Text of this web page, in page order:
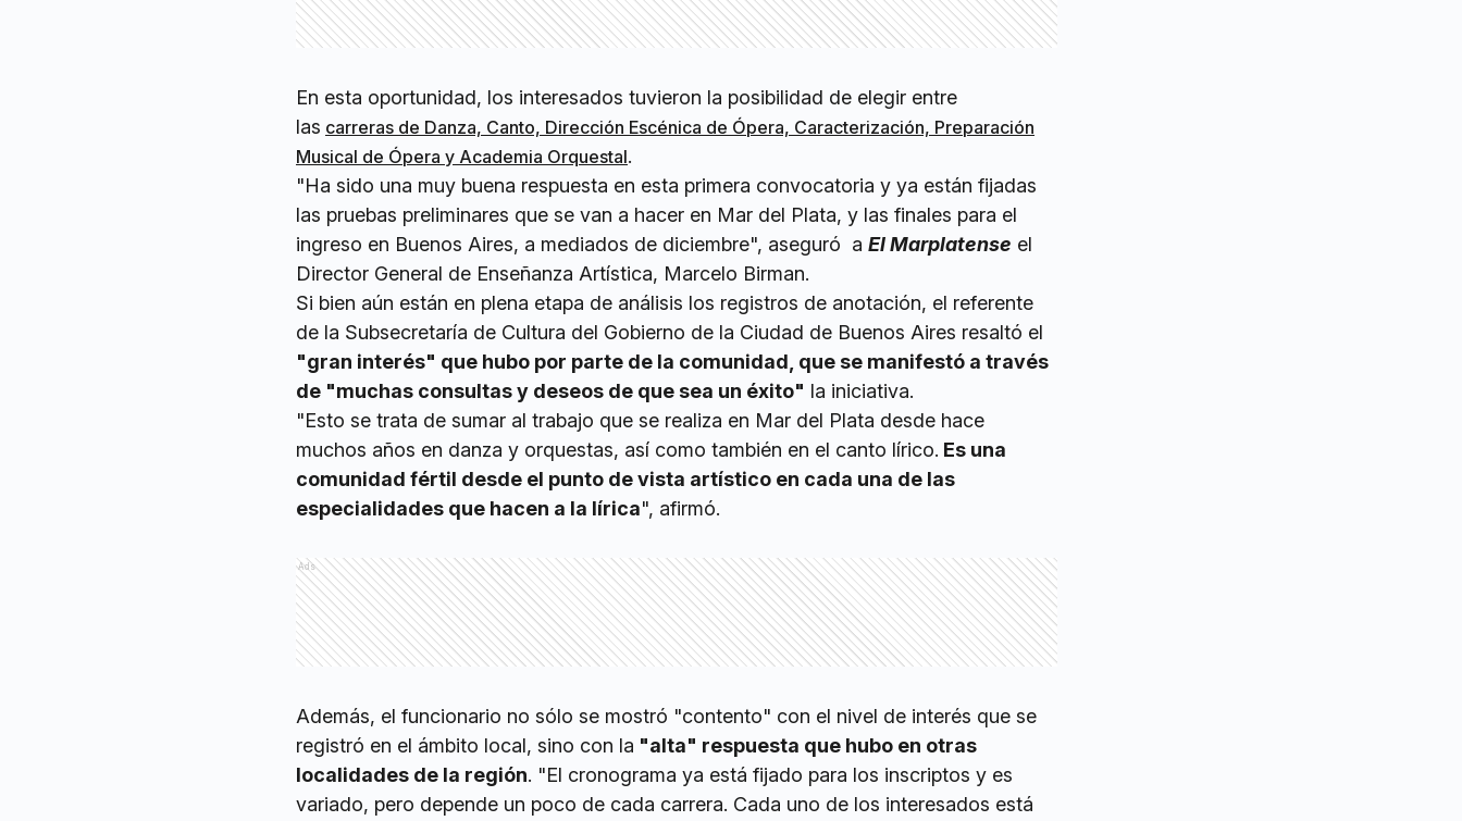
En esta oportunidad, los interesados tuvieron la posibilidad de elegir entre
las carreras de Danza, Canto, Dirección Escénica de Ópera, Caracterización, Preparación
Musical de Ópera y Academia Orquestal.
"Ha sido una muy buena respuesta en esta primera convocatoria y ya están fijadas
las pruebas preliminares que se van a hacer en Mar del Plata, y las finales para el
ingreso en Buenos Aires, a mediados de diciembre", aseguró a El Marplatense el
Director General de Enseñanza Artística, Marcelo Birman.
Si bien aún están en plena etapa de análisis los registros de anotación, el referente
de la Subsecretaría de Cultura del Gobierno de la Ciudad de Buenos Aires resaltó el
"gran interés" que hubo por parte de la comunidad, que se manifestó a través
de "muchas consultas y deseos de que sea un éxito" la iniciativa.
"Esto se trata de sumar al trabajo que se realiza en Mar del Plata desde hace
muchos años en danza y orquestas, así como también en el canto lírico. Es una
comunidad fértil desde el punto de vista artístico en cada una de las
especialidades que hacen a la lírica", afirmó.
Ads
Además, el funcionario no sólo se mostró "contento" con el nivel de interés que se
registró en el ámbito local, sino con la "alta" respuesta que hubo en otras
localidades de la región. "El cronograma ya está fijado para los inscriptos y es
variado, pero depende un poco de cada carrera. Cada uno de los interesados está